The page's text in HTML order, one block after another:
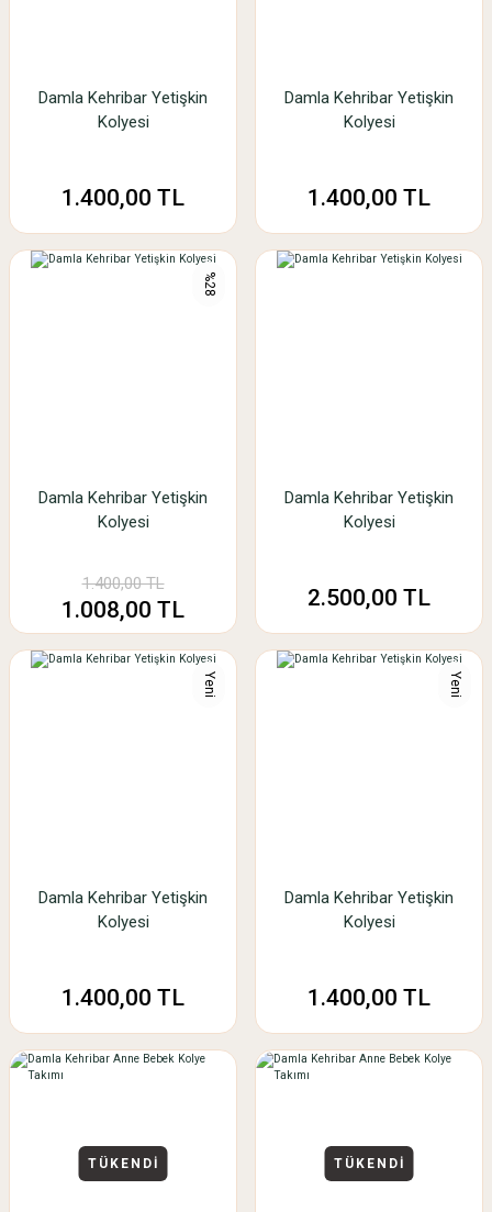
Damla Kehribar Yetişkin
Kolyesi
1.400,00 TL
Damla Kehribar Yetişkin
Kolyesi
1.400,00 TL
%28
Damla Kehribar Yetişkin
Kolyesi
1.400,00 TL
1.008,00 TL
Damla Kehribar Yetişkin
Kolyesi
2.500,00 TL
Yeni
Damla Kehribar Yetişkin
Kolyesi
1.400,00 TL
Yeni
Damla Kehribar Yetişkin
Kolyesi
1.400,00 TL
TÜKENDİ TÜKENDİ